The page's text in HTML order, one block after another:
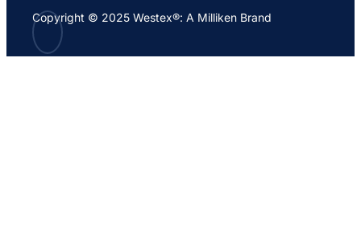
Copyright © 2025 Westex®: A Milliken Brand